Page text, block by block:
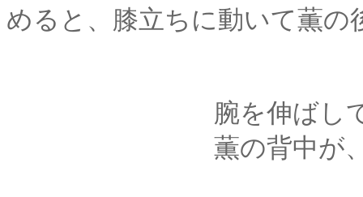
めると、膝立ちに動いて薫の
腕を伸ばして、剣心
薫の背中が、暖か